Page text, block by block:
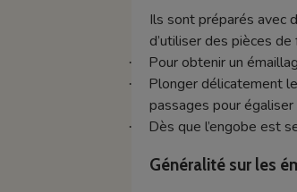
Ils sont préparés avec
d’utiliser des pièces
· Pour obtenir un
·
Plonger délicatement
passages pour égaliser
· Dès que l’engobe est
Généralité sur les